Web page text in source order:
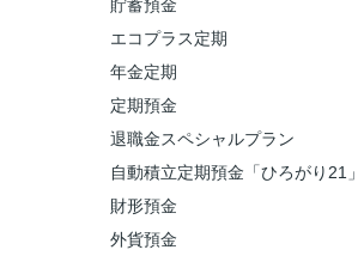
貯蓄預金
エコプラス定期
年金定期
定期預金
退職金スペシャルプラン
自動積立定期預金「ひろがり21」
財形預金
外貨預金